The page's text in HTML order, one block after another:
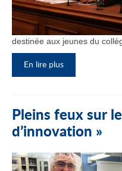
destinée aux jeunes du
En lire plus
Pleins feux sur
d’innovation »